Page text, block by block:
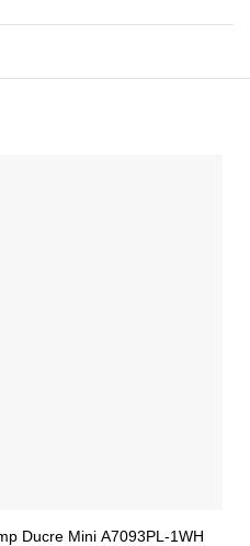
Arte Lamp Ducre Mini A7093PL-1WH